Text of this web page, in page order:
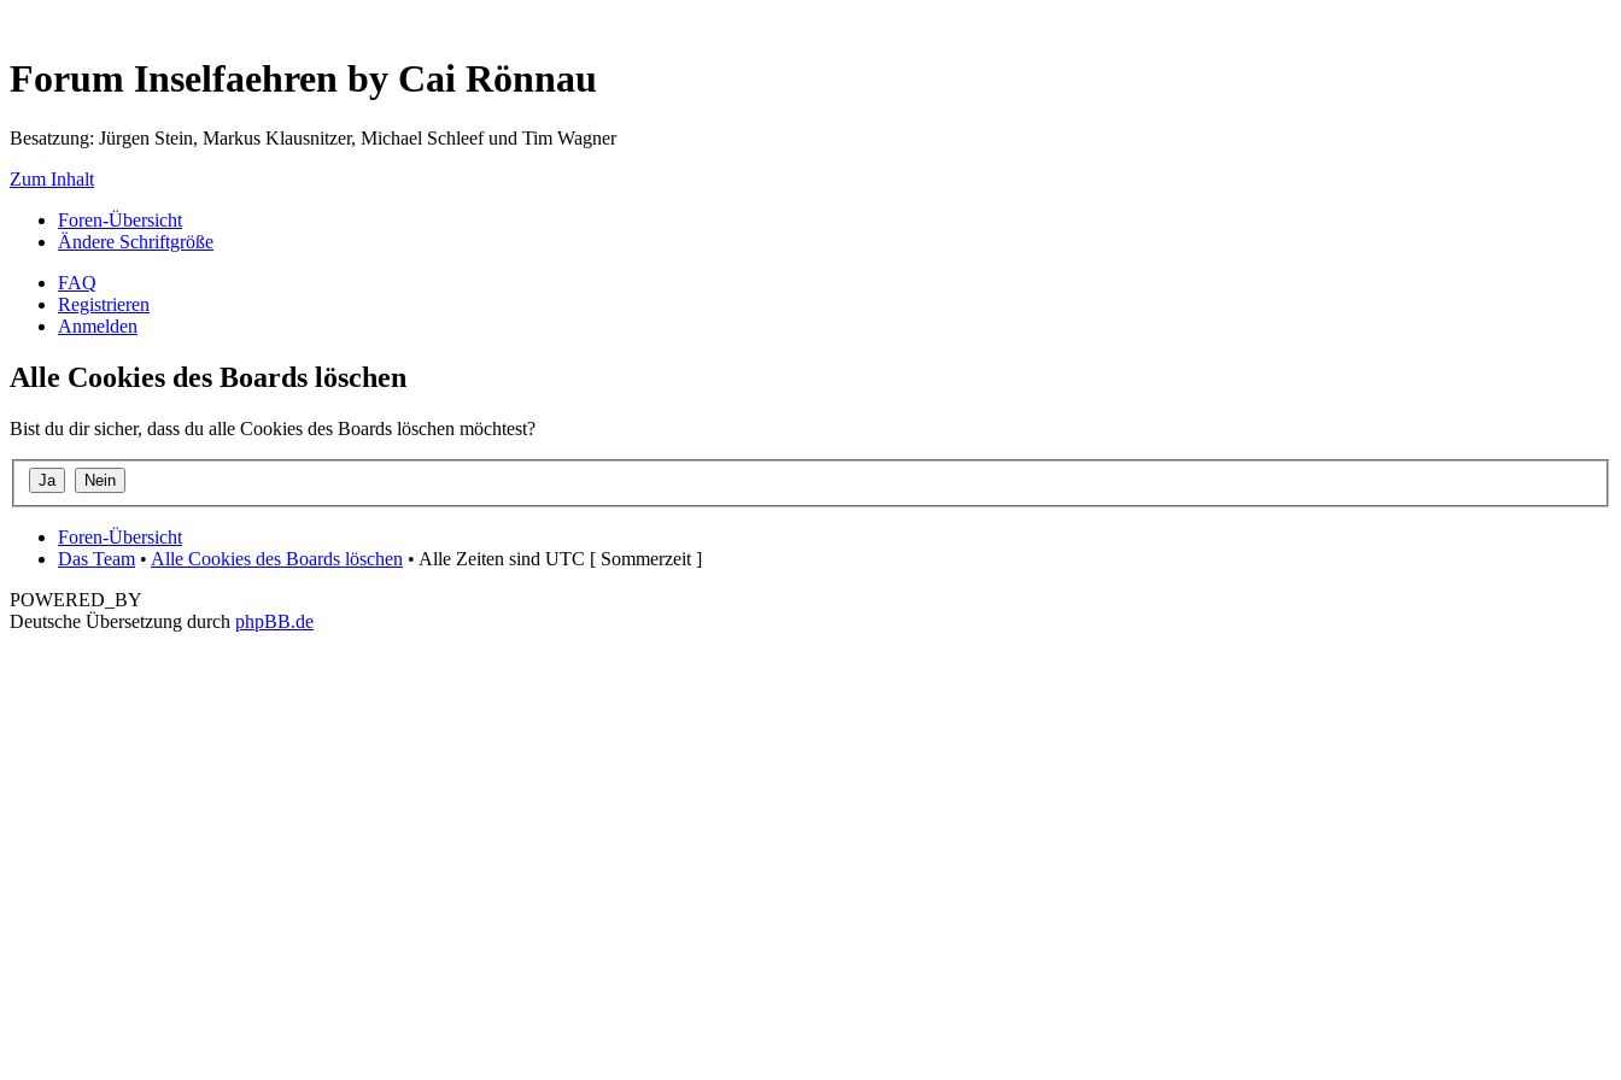
Forum Inselfaehren by Cai Rönnau
Besatzung: Jürgen Stein, Markus Klausnitzer, Michael Schleef und Tim Wagner
Zum Inhalt
Foren-Übersicht
Ändere Schriftgröße
FAQ
Registrieren
Anmelden
Alle Cookies des Boards löschen
Bist du dir sicher, dass du alle Cookies des Boards löschen möchtest?
Foren-Übersicht
Das Team • Alle Cookies des Boards löschen • Alle Zeiten sind UTC [ Sommerzeit ]
POWERED_BY
Deutsche Übersetzung durch phpBB.de